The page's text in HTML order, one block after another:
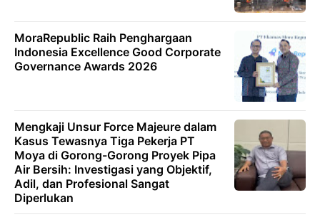
MoraRepublic Raih Penghargaan
Indonesia Excellence Good Corporate
Governance Awards 2026
Mengkaji Unsur Force Majeure dalam
Kasus Tewasnya Tiga Pekerja PT
Moya di Gorong-Gorong Proyek Pipa
Air Bersih: Investigasi yang Objektif,
Adil, dan Profesional Sangat
Diperlukan